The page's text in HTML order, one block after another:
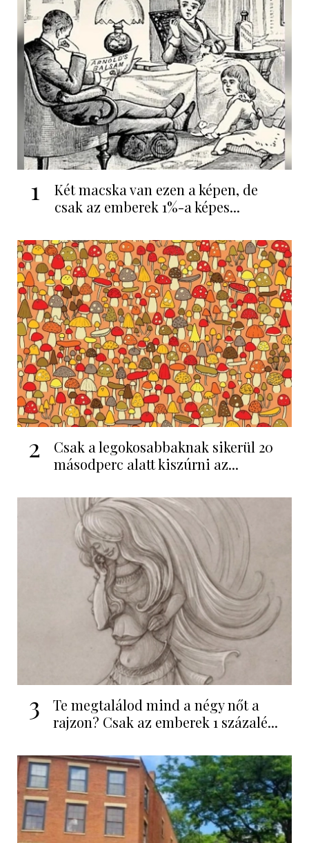
1
Két macska van ezen a képen, de
csak az emberek 1%-a képes...
2
Csak a legokosabbaknak sikerül 20
másodperc alatt kiszúrni az...
3
Te megtalálod mind a négy nőt a
rajzon? Csak az emberek 1 százalé...